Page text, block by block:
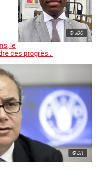
© JDC
le
ces progrès…
© DR